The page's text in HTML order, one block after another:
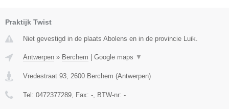
Praktijk Twist
Niet gevestigd in de plaats Abolens en in de provincie Luik.
Antwerpen » Berchem | Google maps ▼
Vredestraat 93 2600 Berchem (Antwerpen)
Tel: 0472377289 , Fax: - , BTW-nr: -